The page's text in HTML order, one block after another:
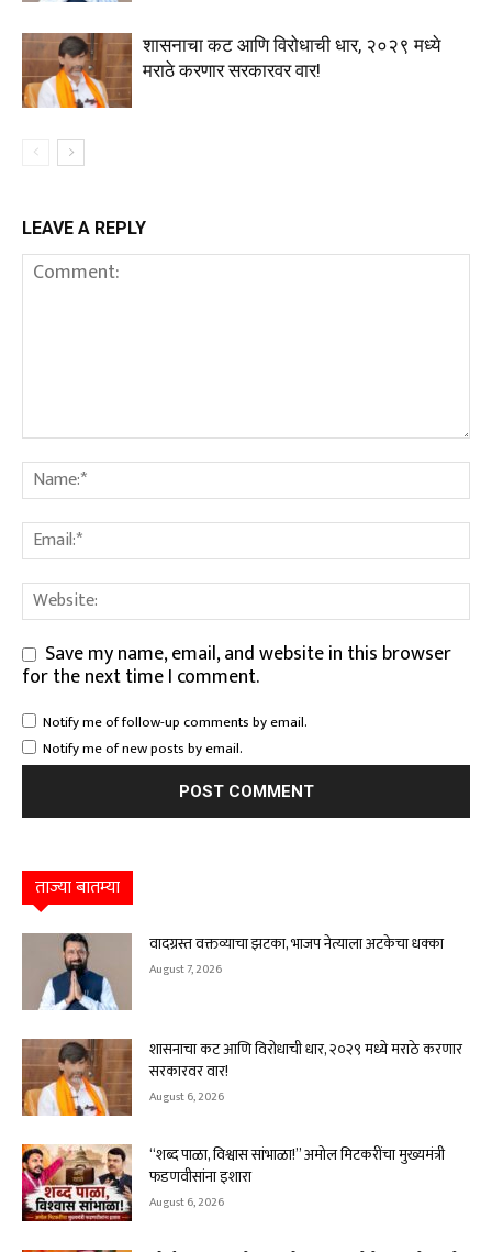
शासनाचा कट आणि विरोधाची धार, २०२९ मध्ये
मराठे करणार सरकारवर वार!
LEAVE A REPLY
Save my name, email, and website in this browser
for the next time I comment.
Notify me of follow-up comments by email.
Notify me of new posts by email.
ताज्या बातम्या
वादग्रस्त वक्तव्याचा झटका, भाजप नेत्याला अटकेचा धक्का
August 7, 2026
शासनाचा कट आणि विरोधाची धार, २०२९ मध्ये मराठे करणार
सरकारवर वार!
August 6, 2026
“शब्द पाळा, विश्वास सांभाळा!” अमोल मिटकरींचा मुख्यमंत्री
फडणवीसांना इशारा
August 6, 2026